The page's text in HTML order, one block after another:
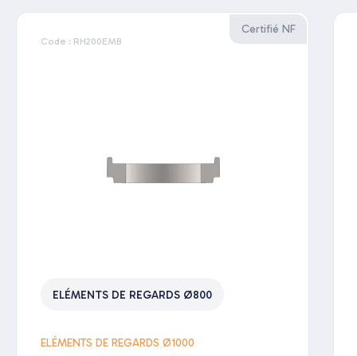
Certifié NF
Code : RH200EMB
ELÉMENTS DE REGARDS Ø800
ELÉMENTS DE REGARDS Ø1000